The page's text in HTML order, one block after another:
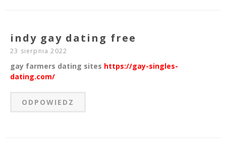
indy gay dating free
23 sierpnia 2022
gay farmers dating sites https://gay-singles-
dating.com/
ODPOWIEDZ